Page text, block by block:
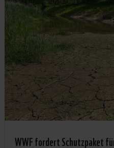
WWF fordert Schutzpaket